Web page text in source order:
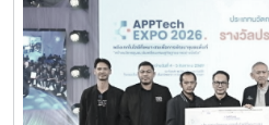
พัฒนาการท่องเที่ยว พร้อมทั้งแลก
แรงบันดาลใจในการวางแผนศึกษ
ท่องเที่ยวขอขอบคุณคณะครูและนักเ
พิทยาคมที่ให้เกียรติเข้าเยี่ยมชมแล